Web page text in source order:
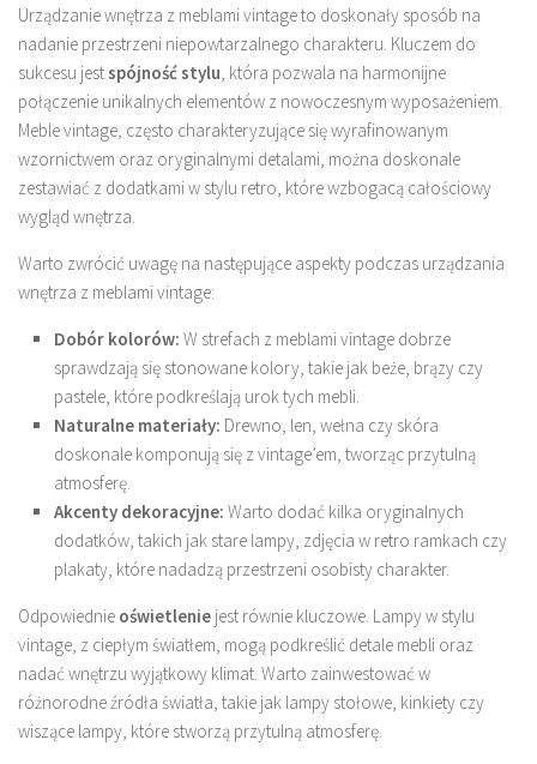
Urządzanie wnętrza z meblami vintage to doskonały sposób na
nadanie przestrzeni niepowtarzalnego charakteru. Kluczem do
sukcesu jestspójność stylu, która pozwala na harmonijne
połączenie unikalnych elementów z nowoczesnym wyposażeniem.
Meble vintage, często charakteryzujące się wyrafinowanym
wzornictwem oraz oryginalnymi detalami, można doskonale
zestawiać z dodatkami w stylu retro, które wzbogacą całościowy
wygląd wnętrza.
Warto zwrócić uwagę na następujące aspekty podczas urządzania
wnętrza z meblami vintage:
Dobór kolorów: W strefach z meblami vintage dobrze
sprawdzają się stonowane kolory, takie jak beże, brązy czy
pastele, które podkreślają urok tych mebli.
Naturalne materiały: Drewno, len, wełna czy skóra
doskonale komponują się z vintage’em, tworząc przytulną
atmosferę.
Akcenty dekoracyjne: Warto dodać kilka oryginalnych
dodatków, takich jak stare lampy, zdjęcia w retro ramkach czy
plakaty, które nadadzą przestrzeni osobisty charakter.
Odpowiednie oświetlenie jest równie kluczowe. Lampy w stylu
vintage, z ciepłym światłem, mogą podkreślić detale mebli oraz
nadać wnętrzu wyjątkowy klimat. Warto zainwestować w
różnorodne źródła światła, takie jak lampy stołowe, kinkiety czy
wiszące lampy, które stworzą przytulną atmosferę.